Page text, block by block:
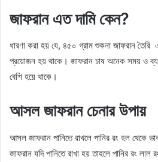
জাফরান এত দামি কেন?
ধারণা করা হয় যে, ৪৫০ গ্রাম শুকনা জাফরান
প্রয়োজন হয় থাকে। জাফরান চাষ অনেক সময় ও
বেশি হয়ে থাকে।
আসল জাফরান চেনার উপায়
আসল জাফরান পানিতে রাখলে পানির রং হল থেকে
জাফরান যদি পানিতে রাখা হয় তাহলে পানির রং লাল